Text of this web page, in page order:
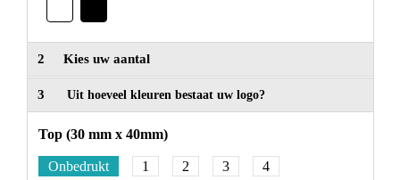
2 Kies uw aantal
3 Uit hoeveel kleuren bestaat uw logo?
Top (30 mm x 40mm)
Onbedrukt 1 2 3 4